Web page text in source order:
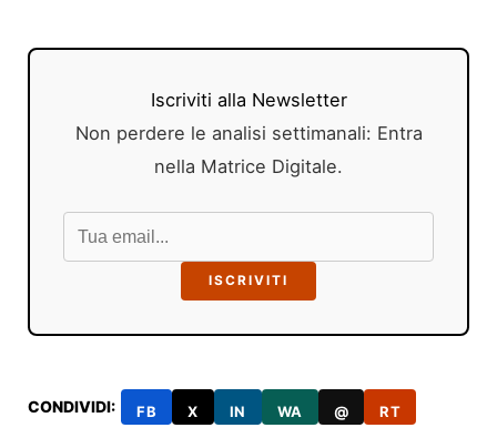
Iscriviti alla Newsletter
Non perdere le analisi settimanali: Entra
nella Matrice Digitale.
ISCRIVITI
CONDIVIDI: FB X IN WA @ RT